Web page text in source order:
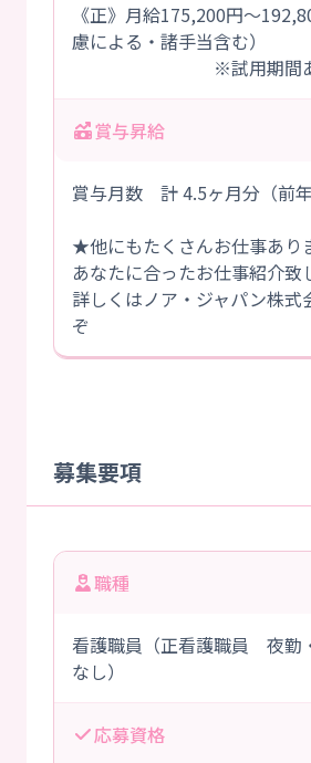
《正》月給175,200円～
慮による・諸手当含む）
※試用期間あ
賞与昇給
賞与月数 計 4.5ヶ月分（前年
★他にもたくさんお仕事あ
あなたに合ったお仕事紹介
詳しくはノア・ジャパン株式
ぞ
募集要項
職種
看護職員（正看護職員 夜勤
なし）
応募資格